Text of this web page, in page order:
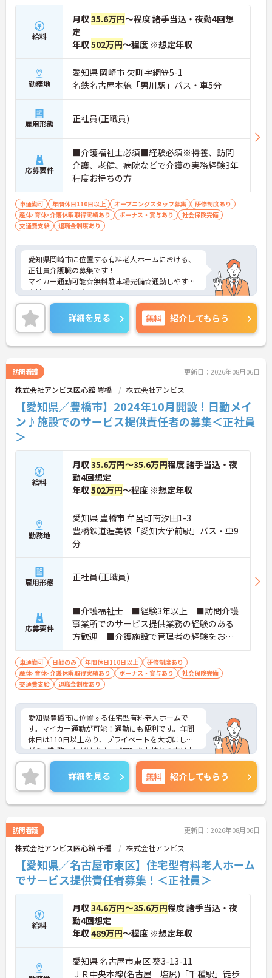
給料
月収35.6万円～程度 諸手当込・夜勤4回想
定
年収502万円～程度 ※想定年収
勤務地
愛知県 岡崎市 欠町字網笠5-1
名鉄名古屋本線「男川駅」バス・車5分
雇用形態 正社員(正職員)
応募要件
■介護福祉士必須■経験必須※特養、訪問
介護、老健、病院などで介護の実務経験3年
程度お持ちの方
車通勤可 年間休日110日以上 オープニングスタッフ募集
研修制度あり
産休･育休･介護休暇取得実績あり
ボーナス・賞与あり
社会保険完備
交通費支給
退職金制度あり
愛知県岡崎市に位置する有料老人ホームにおける、
正社員介護職の募集です！
マイカー通勤可能☆無料駐車場完備☆通勤しやすい
立地での就業です！
ご興味ある方には、面接対策ポイントなど、さらに
詳細をお話しいたしますのでお気軽にご相談くださ
い。
詳細を見る 無料 紹介してもらう
訪問看護 更新日：2026年08月06日
株式会社アンビス医心館 豊橋 株式会社アンビス
【愛知県／豊橋市】2024年10月開設！日勤メイ
ン♪施設でのサービス提供責任者の募集＜正社員
＞
給料
月収35.6万円～35.6万円程度 諸手当込・夜
勤4回想定
年収502万円～程度 ※想定年収
勤務地
愛知県 豊橋市 牟呂町南汐田1-3
豊橋鉄道渥美線「愛知大学前駅」バス・車9
分
雇用形態 正社員(正職員)
応募要件
■介護福祉士 ■経験3年以上 ■訪問介護
事業所でのサービス提供業務の経験のある
方歓迎 ■介護施設で管理者の経験をお持
ちの方歓迎
車通勤可 日勤のみ 年間休日110日以上
研修制度あり
産休･育休･介護休暇取得実績あり
ボーナス・賞与あり
社会保険完備
交通費支給
退職金制度あり
愛知県豊橋市に位置する住宅型有料老人ホームで
す。マイカー通勤が可能！通勤にも便利です。年間
休日は110日以上あり、プライベートを大切にしな
がらご勤務いただけます。ご興味をお持ちの方はお
気軽にお問い合わせください。
詳細を見る 無料 紹介してもらう
訪問看護 更新日：2026年08月06日
株式会社アンビス医心館 千種 株式会社アンビス
【愛知県／名古屋市東区】住宅型有料老人ホーム
でサービス提供責任者募集！＜正社員＞
給料
月収34.6万円～35.6万円程度 諸手当込・夜
勤4回想定
年収489万円～程度 ※想定年収
愛知県 名古屋市東区 葵3-13-11
ＪＲ中央本線(名古屋－塩尻)「千種駅」徒歩